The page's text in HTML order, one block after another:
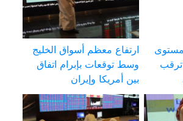
مستوى
ارتفاع معظم أسواق الخليج
وسط توقعات بإبرام اتفاق
بين أمريكا وإيران